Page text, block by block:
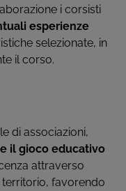
i corsisti
esperienze
selezionate, in
il corso.
di associazioni,
il gioco educativo
attraverso
favorendo